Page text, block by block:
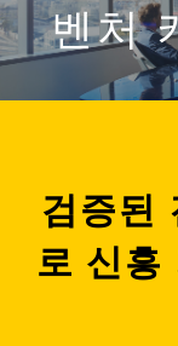
벤처
검증된
로 신흥